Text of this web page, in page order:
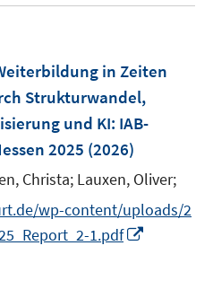
F
n
s
t
e
ö
f
in Zeiten
Strukturwandel,
und KI: IAB-
2025 (2026)
Christa; Lauxen, Oliver;
wp-content/uploads/2
1.pdf